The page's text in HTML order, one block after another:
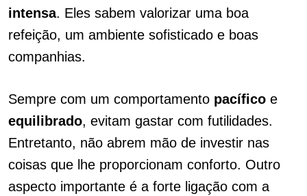
intensa. Eles sabem valorizar uma boa
refeição, um ambiente sofisticado e boas
companhias.
Sempre com um comportamento pacífico e
equilibrado, evitam gastar com futilidades.
Entretanto, não abrem mão de investir nas
coisas que lhe proporcionam conforto. Outro
aspecto importante é a forte ligação com a